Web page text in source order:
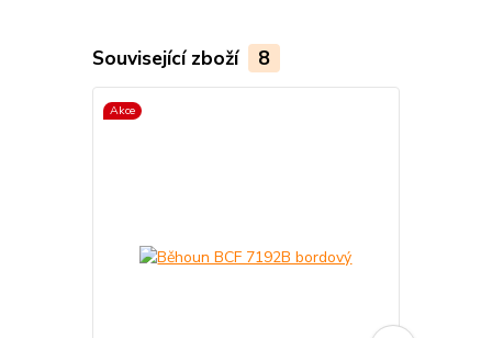
Související zboží 8
Akce